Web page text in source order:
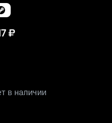
₽
в наличии